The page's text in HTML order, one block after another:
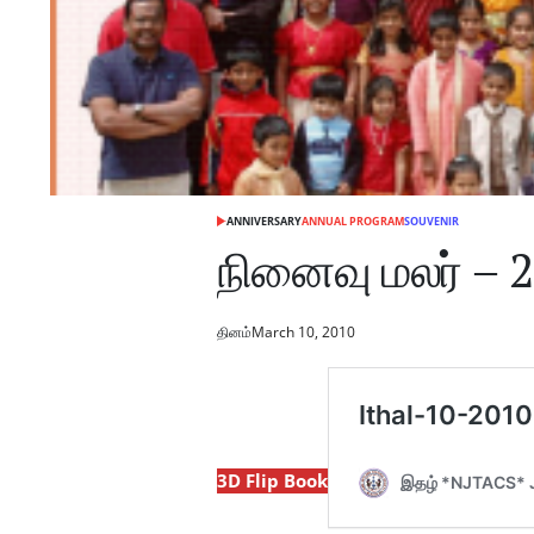
ANNIVERSARYANNUAL PROGRAMSOUVENIR
நினைவு மலர் –
தினம்March 10, 2010
3D Flip Book